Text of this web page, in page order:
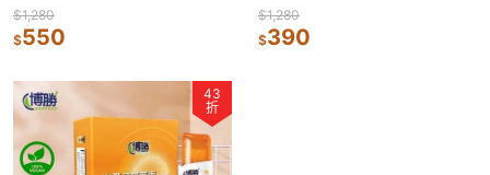
$1,280
$550
貨 12入/盒(葡萄口味)
$1,280
$390
43
折